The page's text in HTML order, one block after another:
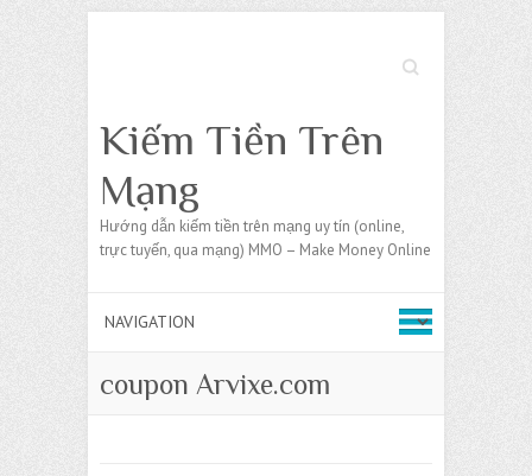
Search
Kiếm Tiền Trên
Mạng
Hướng dẫn kiếm tiền trên mạng uy tín (online,
trực tuyến, qua mạng) MMO – Make Money Online
coupon Arvixe.com